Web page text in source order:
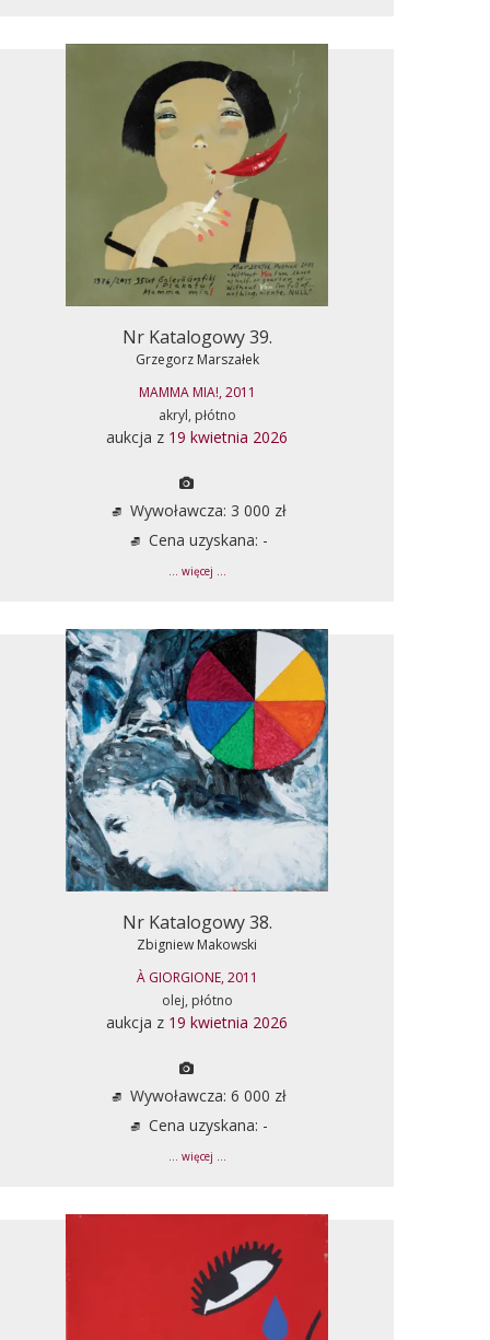
Nr Katalogowy 39.
Grzegorz Marszałek
MAMMA MIA!, 2011
akryl, płótno
aukcja z 19 kwietnia 2026
Wywoławcza: 3 000 zł
Cena uzyskana: -
... więcej ...
Nr Katalogowy 38.
Zbigniew Makowski
À GIORGIONE, 2011
olej, płótno
aukcja z 19 kwietnia 2026
Wywoławcza: 6 000 zł
Cena uzyskana: -
... więcej ...